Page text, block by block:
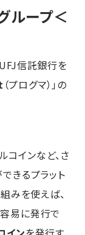
ループ＜
信託銀行を
（プログマ）」の
コインなど、さ
きるプラット
みを使えば、
易に発行で